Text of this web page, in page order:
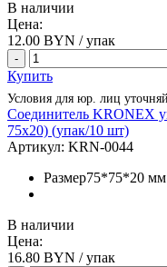
В наличии
Цена:
12.00 BYN / упак
-
Купить
Условия для юр. лиц
Соединитель KRONEX
75х20) (упак/10 шт)
Артикул: KRN-0044
Размер75*75*20 мм
В наличии
Цена:
16.80 BYN / упак